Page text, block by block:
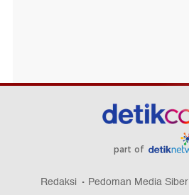
part of
Redaksi Pedoman Media Siber